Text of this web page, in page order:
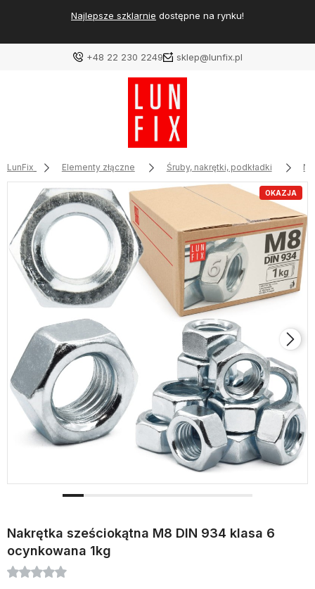
Najlepsze szklarnie dostępne na rynku!
+48 22 230 2249 sklep@lunfix.pl
LunFix Elementy złączne Śruby, nakrętki, podkładki
OKAZJA
Nakrętka sześciokątna M8 DIN 934 klasa 6
ocynkowana 1kg